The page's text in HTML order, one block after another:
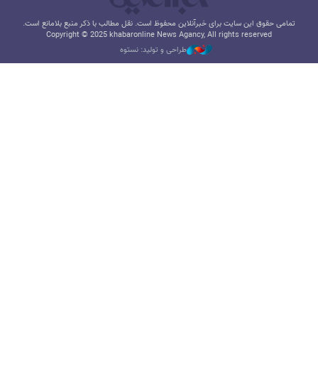
تمامی حقوق این سایت برای خبرآنلاین محفوظ است. نقل مطالب با ذکر منبع بلامانع است.
Copyright © 2025 khabaronline News Agancy, All rights reserved
طراحی و تولید: نستوه